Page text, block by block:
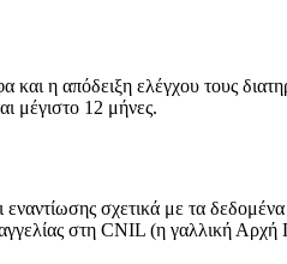
η απόδειξη ελέγχου τους
μέγιστο 12 μήνες.
σχετικά με τα
στη CNIL (η γαλλική